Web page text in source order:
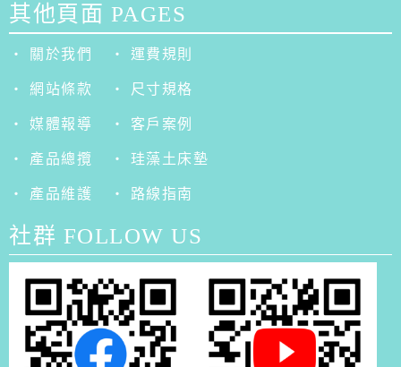
其他頁面 PAGES
‧ 關於我們 ‧ 運費規則
‧ 網站條款 ‧ 尺寸規格
‧ 媒體報導 ‧ 客戶案例
‧ 產品總攬 ‧ 珪藻土床墊
‧ 產品維護 ‧ 路線指南
社群 FOLLOW US